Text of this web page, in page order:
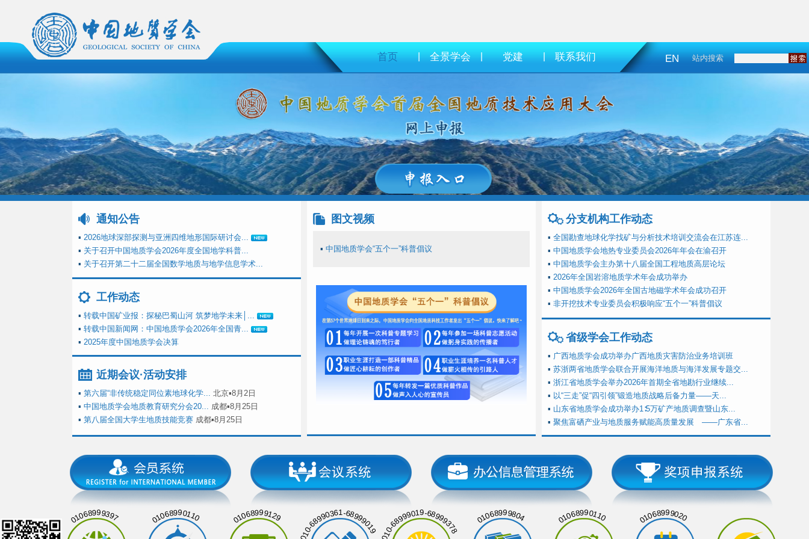
首页 | 全景学会 | 党建 | 联系我们 EN 站内搜索
通知公告
▪ 2026地球深部探测与亚洲四维地形国际研讨会...
▪ 关于召开中国地质学会2026年度全国地学科普...
▪ 关于召开第二十二届全国数学地质与地学信息学术...
工作动态
▪ 转载中国矿业报：探秘巴蜀山河 筑梦地学未来│...
▪ 转载中国新闻网：中国地质学会2026年全国青...
▪ 2025年度中国地质学会决算
近期会议·活动安排
▪ 第六届“非传统稳定同位素地球化学... 北京▪8月2日
▪ 中国地质学会地质教育研究分会20... 成都▪8月25日
▪ 第八届全国大学生地质技能竞赛 成都▪8月25日
图文视频
▪ 中国地质学会“五个一”科普倡议
分支机构工作动态
▪ 全国勘查地球化学找矿与分析技术培训交流会在江苏连...
▪ 中国地质学会地热专业委员会2026年年会在渝召开
▪ 中国地质学会主办第十八届全国工程地质高层论坛
▪ 2026年全国岩溶地质学术年会成功举办
▪ 中国地质学会2026年全国古地磁学术年会成功召开
▪ 非开挖技术专业委员会积极响应“五个一”科普倡议
省级学会工作动态
▪ 广西地质学会成功举办广西地质灾害防治业务培训班
▪ 苏浙两省地质学会联合开展海洋地质与海洋发展专题交...
▪ 浙江省地质学会举办2026年首期全省地勘行业继续...
▪ 以“三走”促“四引领”锻造地质战略后备力量——天...
▪ 山东省地质学会成功举办1∶5万矿产地质调查暨山东...
▪ 聚焦富硒产业与地质服务赋能高质量发展 ——广东省...
01068999397 01068990110 01068999129 010-68990361-68999019 010-68999019-68999378 01068999804 01068990110 01068999020